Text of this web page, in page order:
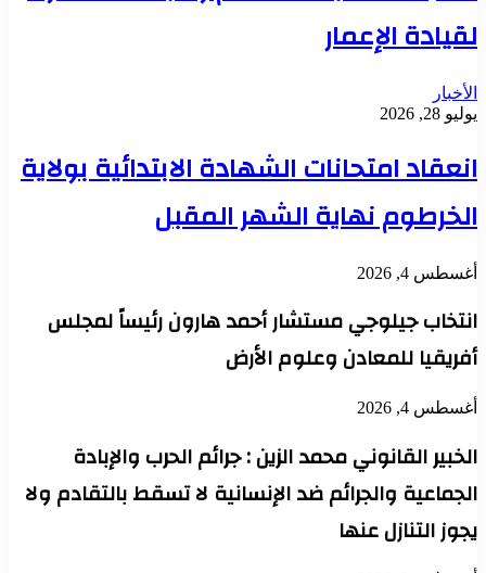
لقيادة الإعمار
الأخبار
يوليو 28, 2026
انعقاد امتحانات الشهادة الابتدائية بولاية
الخرطوم نهاية الشهر المقبل
أغسطس 4, 2026
انتخاب جيلوجي مستشار أحمد هارون رئيساً لمجلس
أفريقيا للمعادن وعلوم الأرض
أغسطس 4, 2026
الخبير القانوني محمد الزين : جرائم الحرب والإبادة
الجماعية والجرائم ضد الإنسانية لا تسقط بالتقادم ولا
يجوز التنازل عنها